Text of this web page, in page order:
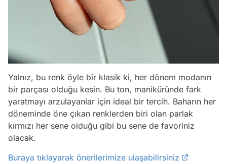
Yalnız, bu renk öyle bir klasik ki, her dönem modanın
bir parçası olduğu kesin. Bu ton, maniküründe fark
yaratmayı arzulayanlar için ideal bir tercih. Baharın her
döneminde öne çıkan renklerden biri olan parlak
kırmızı her sene olduğu gibi bu sene de favoriniz
olacak.
Buraya tıklayarak önerilerimize ulaşabilirsiniz